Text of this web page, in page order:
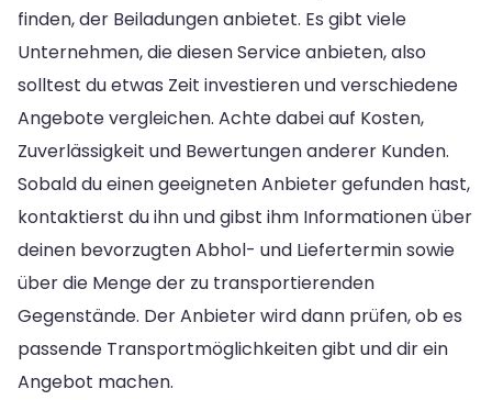
finden, der Beiladungen anbietet. Es gibt viele
Unternehmen, die diesen Service anbieten, also
solltest du etwas Zeit investieren und verschiedene
Angebote vergleichen. Achte dabei auf Kosten,
Zuverlässigkeit und Bewertungen anderer Kunden.
Sobald du einen geeigneten Anbieter gefunden hast,
kontaktierst du ihn und gibst ihm Informationen über
deinen bevorzugten Abhol- und Liefertermin sowie
über die Menge der zu transportierenden
Gegenstände. Der Anbieter wird dann prüfen, ob es
passende Transportmöglichkeiten gibt und dir ein
Angebot machen.